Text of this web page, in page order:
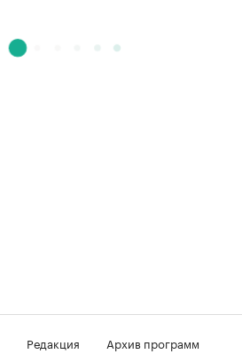
Редакция
Архив программ